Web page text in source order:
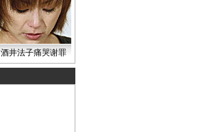
酒井法子痛哭谢罪